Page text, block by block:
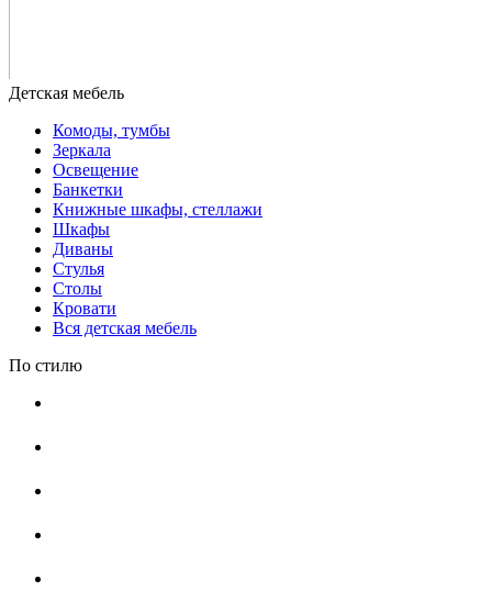
Комоды, тумбы
Зеркала
Освещение
Банкетки
Книжные шкафы, стеллажи
Шкафы
Диваны
Стулья
Столы
Кровати